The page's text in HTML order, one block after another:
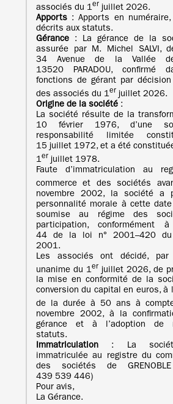
associés du 1er
juillet 2026.
Apports : Apports en
décrits aux statuts.
Gérance : La gérance de la
assurée par M. Michel SALVI,
34 Avenue de la Vallée
13520 PARADOU, confirmé
fonctions de gérant par décision
des associés du 1er
juillet 2026.
Origine de la société :
La société résulte de la
10 février 1976, d’une
responsabilité limitée
15 juillet 1972, et a été
1er juillet 1978.
Faute d’immatriculation au
commerce et des sociétés
novembre 2002, la société a
personnalité morale à cette
soumise au régime des
participation, conformément
44 de la loi n° 2001–420
2001.
Les associés ont décidé, par
unanime du 1er juillet 2026, de
la mise en conformité de la
conversion du capital en euros, à
de la durée à 50 ans à
novembre 2002, à la
gérance et à l’adoption de
statuts.
Immatriculation : La
immatriculée au registre du
des sociétés de GRENOBLE
439 539 446)
Pour avis,
La Gérance.